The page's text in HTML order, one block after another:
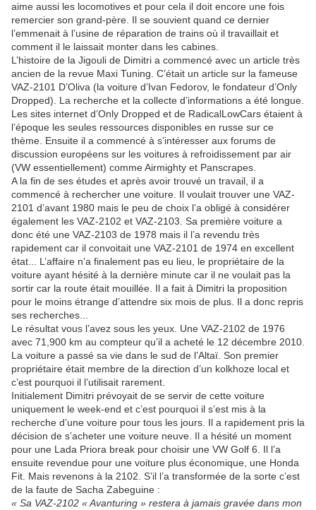
aime aussi les locomotives et pour cela il doit encore une fois
remercier son grand-père. Il se souvient quand ce dernier
l’emmenait à l’usine de réparation de trains où il travaillait et
comment il le laissait monter dans les cabines.
L’histoire de la Jigouli de Dimitri a commencé avec un article très
ancien de la revue Maxi Tuning. C’était un article sur la fameuse
VAZ-2101 D’Oliva (la voiture d’Ivan Fedorov, le fondateur d’Only
Dropped). La recherche et la collecte d’informations a été longue.
Les sites internet d’Only Dropped et de RadicalLowCars étaient à
l’époque les seules ressources disponibles en russe sur ce
thème. Ensuite il a commencé à s’intéresser aux forums de
discussion européens sur les voitures à refroidissement par air
(VW essentiellement) comme Airmighty et Panscrapes.
A la fin de ses études et après avoir trouvé un travail, il a
commencé à rechercher une voiture. Il voulait trouver une VAZ-
2101 d’avant 1980 mais le peu de choix l’a obligé à considérer
également les VAZ-2102 et VAZ-2103. Sa première voiture a
donc été une VAZ-2103 de 1978 mais il l’a revendu très
rapidement car il convoitait une VAZ-2101 de 1974 en excellent
état... L’affaire n’a finalement pas eu lieu, le propriétaire de la
voiture ayant hésité à la dernière minute car il ne voulait pas la
sortir car la route était mouillée. Il a fait à Dimitri la proposition
pour le moins étrange d’attendre six mois de plus. Il a donc repris
ses recherches...
Le résultat vous l’avez sous les yeux. Une VAZ-2102 de 1976
avec 71,900 km au compteur qu’il a acheté le 12 décembre 2010.
La voiture a passé sa vie dans le sud de l’Altaï. Son premier
propriétaire était membre de la direction d’un kolkhoze local et
c’est pourquoi il l’utilisait rarement.
Initialement Dimitri prévoyait de se servir de cette voiture
uniquement le week-end et c’est pourquoi il s’est mis à la
recherche d’une voiture pour tous les jours. Il a rapidement pris la
décision de s’acheter une voiture neuve. Il a hésité un moment
pour une Lada Priora break pour choisir une VW Golf 6. Il l’a
ensuite revendue pour une voiture plus économique, une Honda
Fit. Mais revenons à la 2102. S’il l’a transformée de la sorte c’est
de la faute de Sacha Zabeguine :
« Sa VAZ-2102 « Avanturing » restera à jamais gravée dans mon